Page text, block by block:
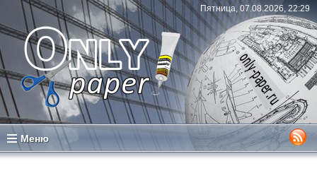
Пятница, 07.08.2026, 22:29
Меню